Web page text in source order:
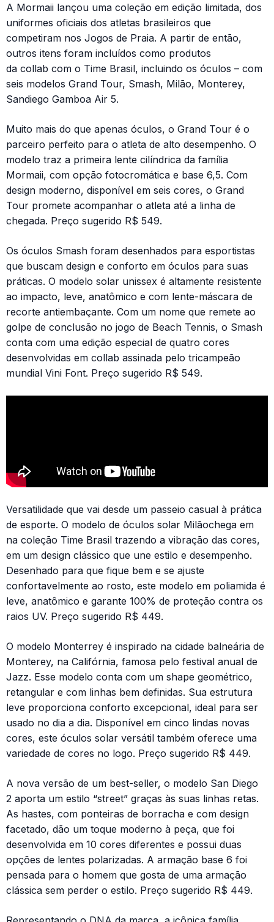
A Mormaii lançou uma coleção em edição limitada, dos
uniformes oficiais dos atletas brasileiros que
competiram nos Jogos de Praia. A partir de então,
outros itens foram incluídos como produtos
da collab com o Time Brasil, incluindo os óculos – com
seis modelos Grand Tour, Smash, Milão, Monterey,
Sandiego Gamboa Air 5.
Muito mais do que apenas óculos, o Grand Tour é o
parceiro perfeito para o atleta de alto desempenho. O
modelo traz a primeira lente cilíndrica da família
Mormaii, com opção fotocromática e base 6,5. Com
design moderno, disponível em seis cores, o Grand
Tour promete acompanhar o atleta até a linha de
chegada. Preço sugerido R$ 549.
Os óculos Smash foram desenhados para esportistas
que buscam design e conforto em óculos para suas
práticas. O modelo solar unissex é altamente resistente
ao impacto, leve, anatômico e com lente-máscara de
recorte antiembaçante. Com um nome que remete ao
golpe de conclusão no jogo de Beach Tennis, o Smash
conta com uma edição especial de quatro cores
desenvolvidas em collab assinada pelo tricampeão
mundial Vini Font. Preço sugerido R$ 549.
Versatilidade que vai desde um passeio casual à prática
de esporte. O modelo de óculos solar Milãochega em
na coleção Time Brasil trazendo a vibração das cores,
em um design clássico que une estilo e desempenho.
Desenhado para que fique bem e se ajuste
confortavelmente ao rosto, este modelo em poliamida é
leve, anatômico e garante 100% de proteção contra os
raios UV. Preço sugerido R$ 449.
O modelo Monterrey é inspirado na cidade balneária de
Monterey, na Califórnia, famosa pelo festival anual de
Jazz. Esse modelo conta com um shape geométrico,
retangular e com linhas bem definidas. Sua estrutura
leve proporciona conforto excepcional, ideal para ser
usado no dia a dia. Disponível em cinco lindas novas
cores, este óculos solar versátil também oferece uma
variedade de cores no logo. Preço sugerido R$ 449.
A nova versão de um best-seller, o modelo San Diego
2 aporta um estilo “street” graças às suas linhas retas.
As hastes, com ponteiras de borracha e com design
facetado, dão um toque moderno à peça, que foi
desenvolvida em 10 cores diferentes e possui duas
opções de lentes polarizadas. A armação base 6 foi
pensada para o homem que gosta de uma armação
clássica sem perder o estilo. Preço sugerido R$ 449.